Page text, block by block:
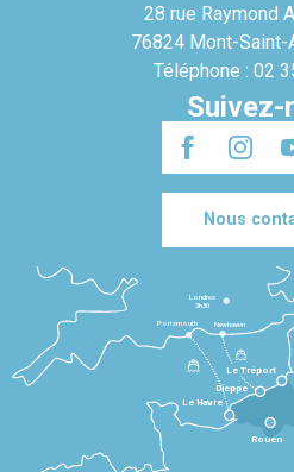
28 rue Raymond
76824 Mont-Saint-
Téléphone : 02
Suivez-
Nous
Le Havre
Dieppe
Le Tréport
Londres
3h30
Newhaven
Portsmouth
Rouen